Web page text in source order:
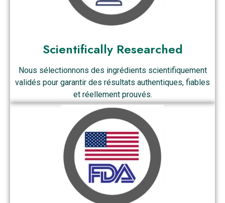
Scientifically Researched
Nous sélectionnons des ingrédients scientifiquement
validés pour garantir des résultats authentiques, fiables
et réellement prouvés.